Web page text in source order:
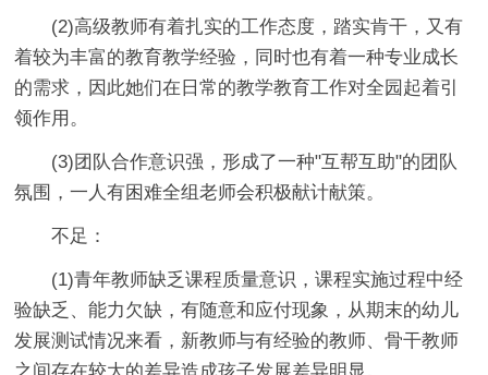
(2)高级教师有着扎实的工作态度，踏实肯干，又有
着较为丰富的教育教学经验，同时也有着一种专业成长
的需求，因此她们在日常的教学教育工作对全园起着引
领作用。
(3)团队合作意识强，形成了一种"互帮互助"的团队
氛围，一人有困难全组老师会积极献计献策。
不足：
(1)青年教师缺乏课程质量意识，课程实施过程中经
验缺乏、能力欠缺，有随意和应付现象，从期末的幼儿
发展测试情况来看，新教师与有经验的教师、骨干教师